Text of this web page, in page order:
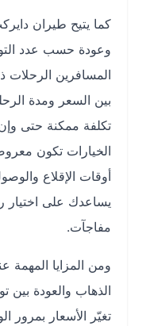
كما يتيح طيران دايركت
وعودة حسب عدد
المسافرين الرحلات ذات
بين السعر ومدة الرحلة،
تكلفة ممكنة حتى وإن
الخيارات تكون معروضة
أوقات الإقلاع والوصول
يساعدك على اختيار
مفاجآت.
ومن المزايا المهمة عند
الذهاب والعودة بين تونس
تغيّر الأسعار بمرور